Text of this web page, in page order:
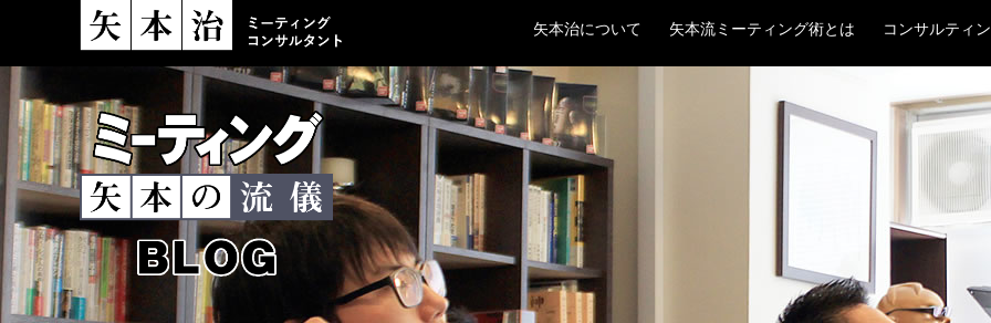
矢本治について 矢本流ミーティング術とは コンサルティ
ミーティング矢本の流儀BLOG